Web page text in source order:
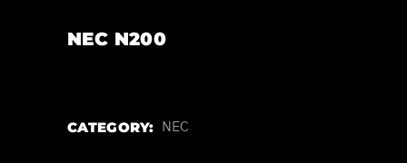
NEC N200
CATEGORY: NEC